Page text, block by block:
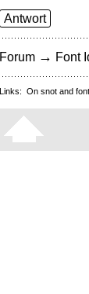
Antwort
Forum → Font
Links: On snot and